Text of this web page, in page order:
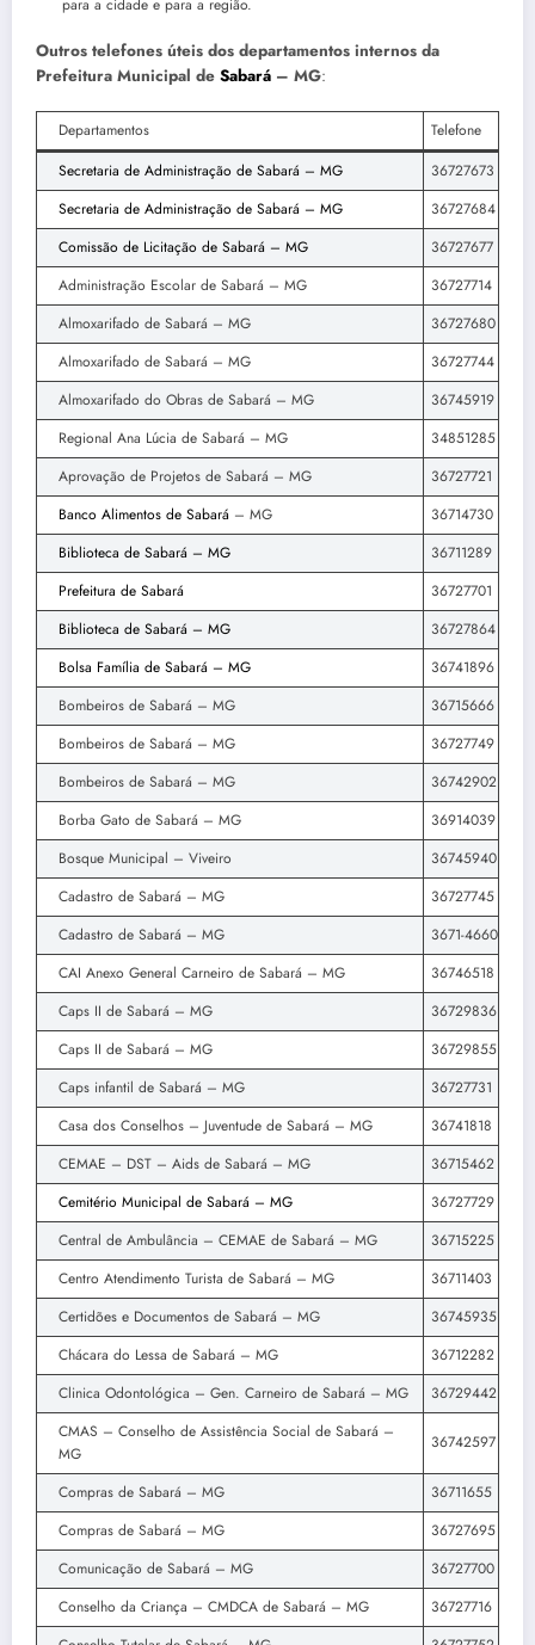
para a cidade e para a região.
Outros telefones úteis dos departamentos internos da
Prefeitura Municipal de Sabará – MG:
Departamentos
Telefone
Secretaria de Administração de Sabará – MG
36727673
Secretaria de Administração de Sabará – MG
36727684
Comissão de Licitação de Sabará – MG
36727677
Administração Escolar de Sabará – MG
36727714
Almoxarifado de Sabará – MG
36727680
Almoxarifado de Sabará – MG
36727744
Almoxarifado do Obras de Sabará – MG
36745919
Regional Ana Lúcia de Sabará – MG
34851285
Aprovação de Projetos de Sabará – MG
36727721
Banco Alimentos de Sabará – MG
36714730
Biblioteca de Sabará – MG
36711289
Prefeitura de Sabará
36727701
Biblioteca de Sabará – MG
36727864
Bolsa Família de Sabará – MG
36741896
Bombeiros de Sabará – MG
36715666
Bombeiros de Sabará – MG
36727749
Bombeiros de Sabará – MG
36742902
Borba Gato de Sabará – MG
36914039
Bosque Municipal – Viveiro
36745940
Cadastro de Sabará – MG
36727745
Cadastro de Sabará – MG
3671-4660
CAI Anexo General Carneiro de Sabará – MG
36746518
Caps II de Sabará – MG
36729836
Caps II de Sabará – MG
36729855
Caps infantil de Sabará – MG
36727731
Casa dos Conselhos – Juventude de Sabará – MG
36741818
CEMAE – DST – Aids de Sabará – MG
36715462
Cemitério Municipal de Sabará – MG
36727729
Central de Ambulância – CEMAE de Sabará – MG
36715225
Centro Atendimento Turista de Sabará – MG
36711403
Certidões e Documentos de Sabará – MG
36745935
Chácara do Lessa de Sabará – MG
36712282
Clinica Odontológica – Gen. Carneiro de Sabará – MG
36729442
CMAS – Conselho de Assistência Social de Sabará –
MG
36742597
Compras de Sabará – MG
36711655
Compras de Sabará – MG
36727695
Comunicação de Sabará – MG
36727700
Conselho da Criança – CMDCA de Sabará – MG
36727716